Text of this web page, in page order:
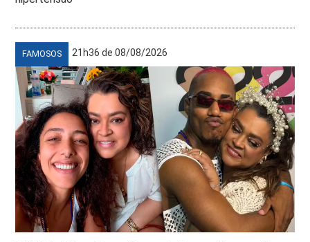
FAMOSOS 21h36 de 08/08/2026